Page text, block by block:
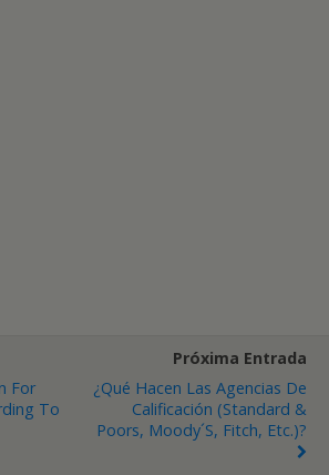
For
To
Próxima Entrada
¿Qué Hacen Las Agencias De
Calificación (Standard &
Poors, Moody´s, Fitch, Etc.)?